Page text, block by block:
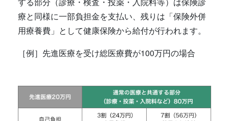
療と同様に一部負担金を支払い、残りは「保険外併
用療養費」として健康保険から給付が行われます。
［例］先進医療を受け総医療費が100万円の場合